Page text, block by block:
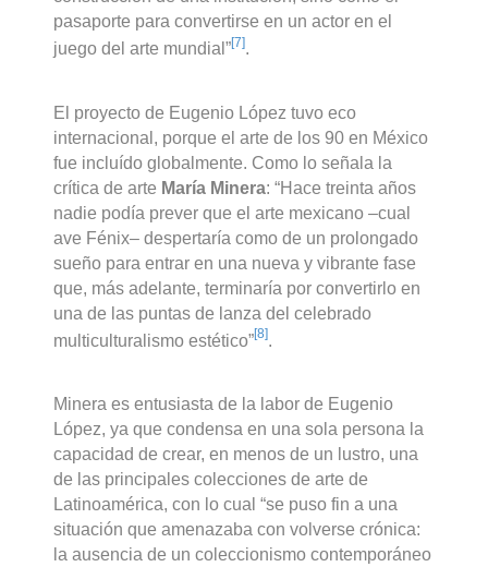
pasaporte para convertirse en un actor en el
juego del arte mundial”[7].
El proyecto de Eugenio López tuvo eco
internacional, porque el arte de los 90 en México
fue incluído globalmente. Como lo señala la
crítica de arte María Minera: “Hace treinta años
nadie podía prever que el arte mexicano –cual
ave Fénix– despertaría como de un prolongado
sueño para entrar en una nueva y vibrante fase
que, más adelante, terminaría por convertirlo en
una de las puntas de lanza del celebrado
multiculturalismo estético”[8]
Minera es entusiasta de la labor de Eugenio
López, ya que condensa en una sola persona la
capacidad de crear, en menos de un lustro, una
de las principales colecciones de arte de
Latinoamérica, con lo cual “se puso fin a una
situación que amenazaba con volverse crónica:
la ausencia de un coleccionismo contemporáneo